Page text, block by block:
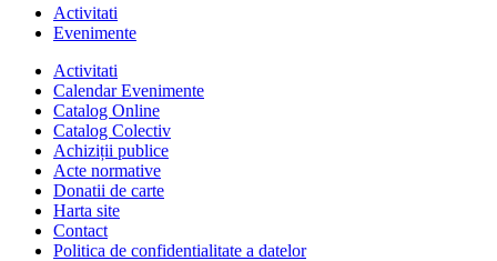
Activitati
Evenimente
Activitati
Calendar Evenimente
Catalog Online
Catalog Colectiv
Achiziții publice
Acte normative
Donatii de carte
Harta site
Contact
Politica de confidentialitate a datelor